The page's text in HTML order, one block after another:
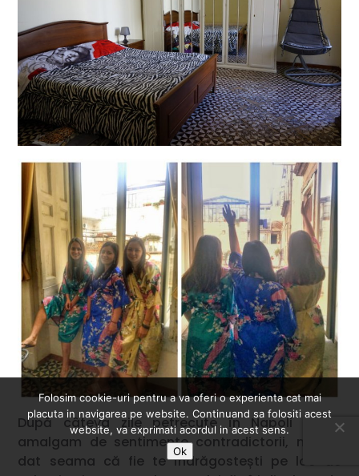
După câteva zile petrecute în Napoli și un
amalgam de sentimente contradictorii, mi-am
dat seama că fie te îndrăgostești pe loc de
Folosim cookie-uri pentru a va oferi o experienta cat mai
placuta in navigarea pe website. Continuand sa folositi acest
website, va exprimati acordul in acest sens.
Ok